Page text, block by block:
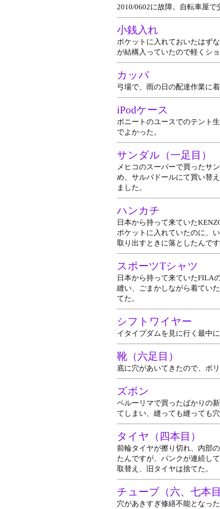
2010/0602に故障。自転車屋で
小銭入れ
ポケットに入れておいたはず
が結構入っていたので軽くシ
カッパ
弓場で、雨の日の配達作業に
iPodケース
ボニートのユースでのテント
でよかった。
サンダル（一足目）
メヒコのスーパーで買ったサ
め、サルバドールにて買い替
ました。
ハンカチ
日本から持って来ていた
ポケットに入れていたのに、
取り出すときに落としたんで
スポーツTシャツ
日本から持って来ていたFILA
縫い、ごまかしながら着てい
てた。
シフトワイヤー
イタイプダムを見に行く最中
靴（六足目）
底に穴があいてきたので、ボ
ズボン
ペルーリマで買ったばかりの
てしまい、縫っても縫っても
タイヤ（四本目）
前輪タイヤが擦り切れ、内部
たんですが、パンクが連続し
取替え、旧タイヤは捨てた。
チューブ（六、七本
穴があきすぎ修繕不能となっ